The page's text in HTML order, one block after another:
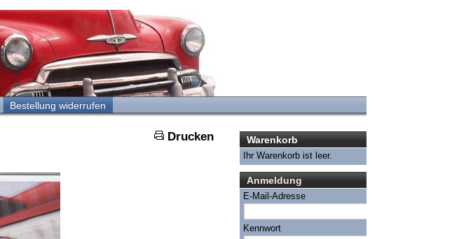
Bestellung widerrufen
Warenkorb
Ihr Warenkorb ist leer.
Anmeldung
E-Mail-Adresse
Kennwort
Drucken